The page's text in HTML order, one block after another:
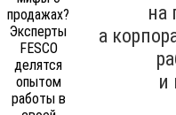
на
а
и